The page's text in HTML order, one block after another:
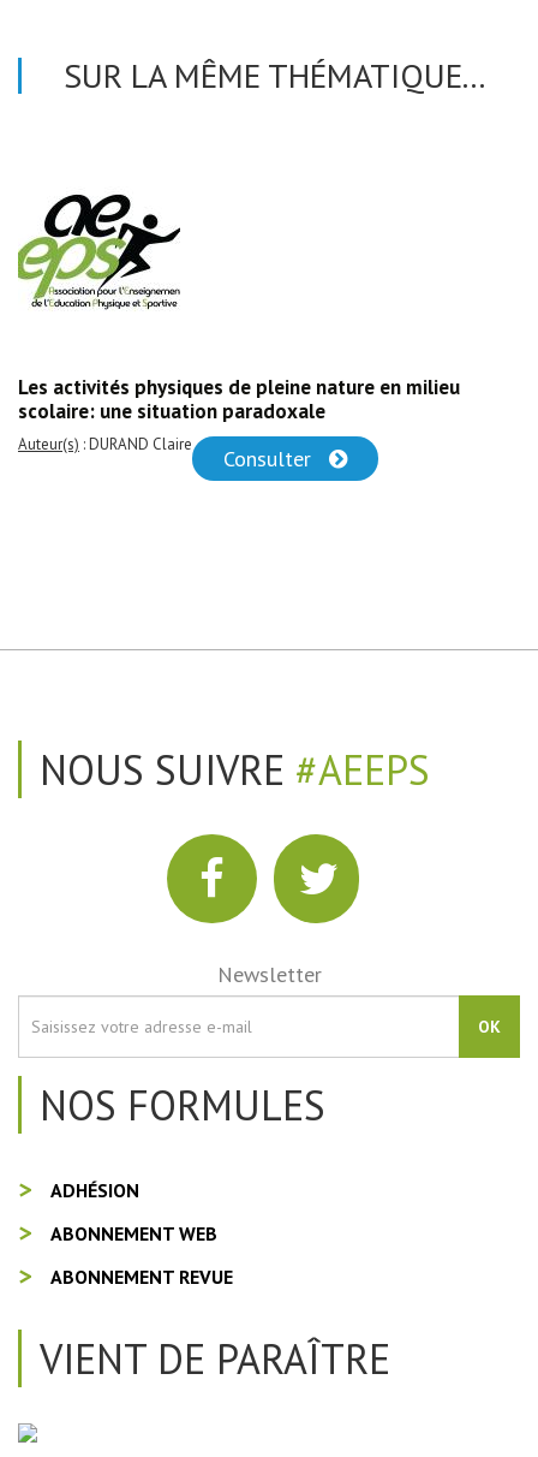
SUR LA MÊME THÉMATIQUE...
Les activités physiques de pleine nature en milieu
scolaire: une situation paradoxale
Auteur(s) : DURAND Claire
Consulter
NOUS SUIVRE #AEEPS
Newsletter
OK
NOS FORMULES
ADHÉSION
ABONNEMENT WEB
ABONNEMENT REVUE
VIENT DE PARAÎTRE